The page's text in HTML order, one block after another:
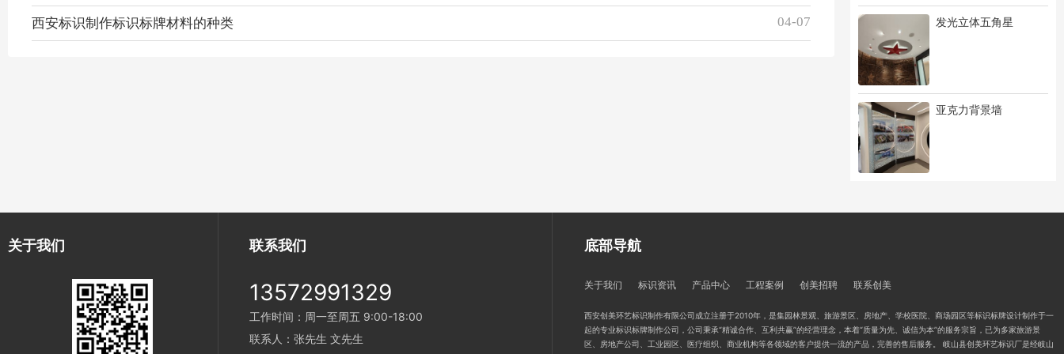
发光立体五角星
亚克力背景墙
西安标识制作标识标牌材料的种类 04-07
关于我们 联系我们
13572991329
工作时间：周一至周五 9:00-18:00
联系人：张先生 文先生
底部导航
关于我们 标识资讯 产品中心 工程案例 创美招聘 联系创美
西安创美环艺标识制作有限公司成立注册于2010年，是集园林景观、旅游景区、房地产、学校医院、商场园区等标识标牌设计制作于一
起的专业标识标牌制作公司，公司秉承“精诚合作、互利共赢”的经营理念，本着“质量为先、诚信为本”的服务宗旨，已为多家旅游景
区、房地产公司、工业园区、医疗组织、商业机构等各领域的客户提供一流的产品，完善的售后服务。 岐山县创美环艺标识厂是经岐山